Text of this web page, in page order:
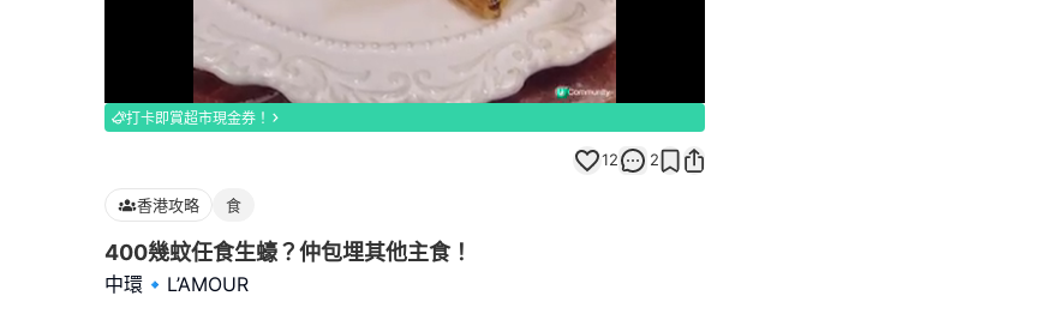
Loaded
100.00%
打卡即賞超市現金券！
12 2
香港攻略 食
400幾蚊任食生蠔？仲包埋其他主食！
中環🔹L’AMOUR